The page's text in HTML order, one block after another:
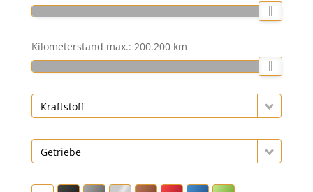
Kilometerstand max.: 200.200 km
Kraftstoff
Getriebe